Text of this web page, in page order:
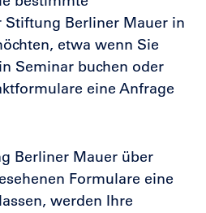
Stiftung Berliner Mauer in
etwa wenn Sie
Seminar buchen oder
eine Anfrage
Berliner Mauer über
Formulare eine
werden Ihre